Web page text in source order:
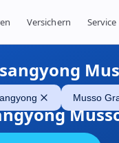
Versichern Service
Musso